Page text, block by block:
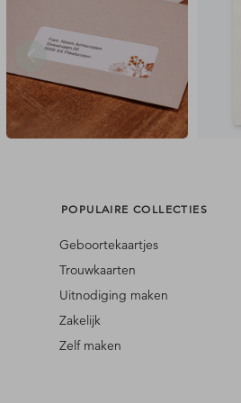
POPULAIRE COLLECTIES
Geboortekaartjes
Trouwkaarten
Uitnodiging maken
Zakelijk
Zelf maken